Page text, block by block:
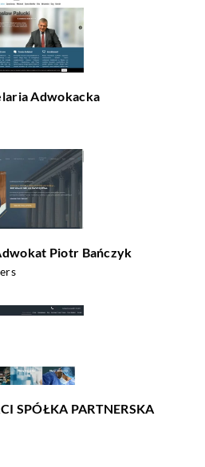
Adwokacka
Piotr Bańczyk
SPÓŁKA PARTNERSKA